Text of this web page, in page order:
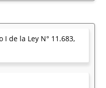
I de la Ley N° 11.683,